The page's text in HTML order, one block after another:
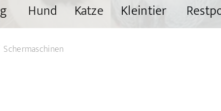
Hund Katze Kleintier
Schermaschinen